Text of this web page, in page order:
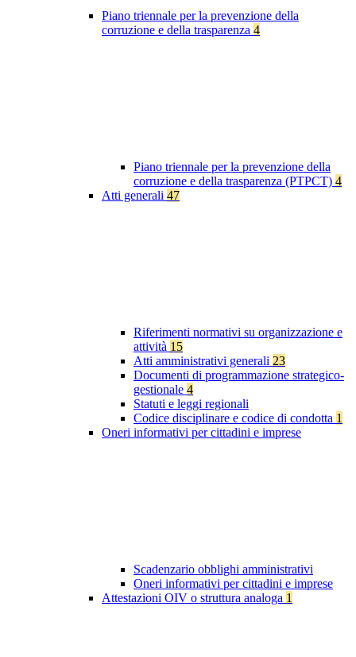
Piano triennale per la prevenzione della
corruzione e della trasparenza 4
Piano triennale per la prevenzione della
corruzione e della trasparenza (PTPCT) 4
Atti generali 47
Riferimenti normativi su organizzazione e
attività 15
Atti amministrativi generali 23
Documenti di programmazione strategico-
gestionale 4
Statuti e leggi regionali
Codice disciplinare e codice di condotta 1
Oneri informativi per cittadini e imprese
Scadenzario obblighi amministrativi
Oneri informativi per cittadini e imprese
Attestazioni OIV o struttura analoga 1